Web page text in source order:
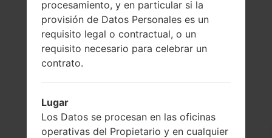
LGK580Y(LGK580Y)
akaLG X cam
procesamiento, y en particular si la
provisión de Datos Personales es un
requisito legal o contractual, o un
requisito necesario para celebrar un
contrato.
Lugar
Los Datos se procesan en las oficinas
operativas del Propietario y en cualquier